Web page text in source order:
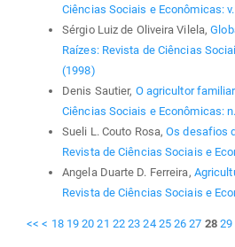
Ciências Sociais e Econômicas:
Sérgio Luiz de Oliveira Vilela,
Raízes: Revista de Ciências
(1998)
Denis Sautier, O agricultor familiar
Ciências Sociais e Econômicas:
Sueli L. Couto Rosa,Os desafios
Revista de Ciências Sociais e
Angela Duarte D. Ferreira,
Revista de Ciências Sociais e
<< < 18 19 20 21 22 23 24 25 26 27 28 29